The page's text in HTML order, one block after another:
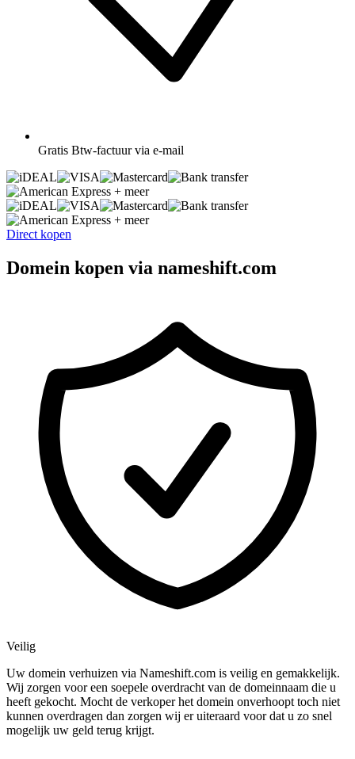
Gratis Btw-factuur via e-mail
+ meer
+ meer
Direct kopen
Domein kopen via nameshift.com
Veilig
Uw domein verhuizen via Nameshift.com is veilig en gemakkelijk.
Wij zorgen voor een soepele overdracht van de domeinnaam die u
heeft gekocht. Mocht de verkoper het domein onverhoopt toch niet
kunnen overdragen dan zorgen wij er uiteraard voor dat u zo snel
mogelijk uw geld terug krijgt.